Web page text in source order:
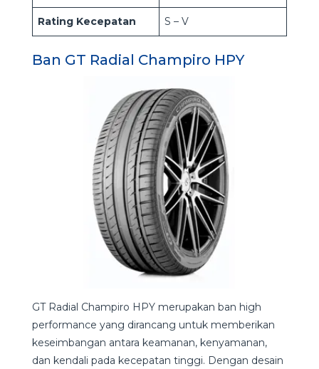
Rating Kecepatan S – V
Ban GT Radial Champiro HPY
GT Radial Champiro HPY merupakan ban high
performance yang dirancang untuk memberikan
keseimbangan antara keamanan, kenyamanan,
dan kendali pada kecepatan tinggi. Dengan desain